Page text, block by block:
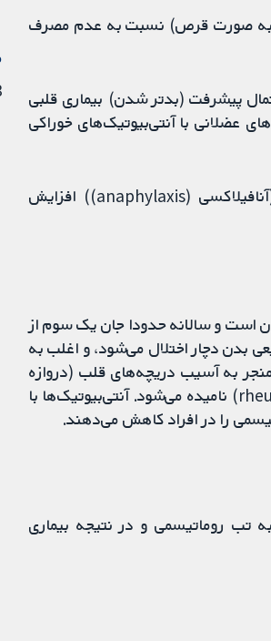
به صورت قرص) نسبت به عدم مصرف
پیشرفت (بدتر شدن) بیماری قلبی
عضلانی با آنتی‌بیوتیک‌های خوراکی
- آنتی‌بیوتیک‌ها احتمالا خطر بروز عوارضی را مانند واکنش آلرژیک شدید (آنافیلاکسی (anaphylaxis)) افزایش
است و سالانه حدودا جان یک سوم از
بدن دچار اختلال می‌شود، و اغلب به
به آسیب دریچه‌های قلب (دروازه
میان اتاق‌های قلب) شود که بیماری روماتیسم قلبی (rheumatic heart disease) نامیده می‌شود. آنتی‌بیوتیک‌ها با
را در افراد کاهش می‌دهند.
تب روماتیسمی و در نتیجه بیماری